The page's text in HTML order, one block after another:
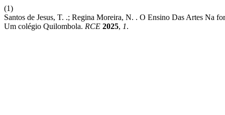
(1)
Santos de Jesus, T. .; Regina Moreira, N. . O Ensino Das Artes Na
Um colégio Quilombola. RCE 2025, 1.